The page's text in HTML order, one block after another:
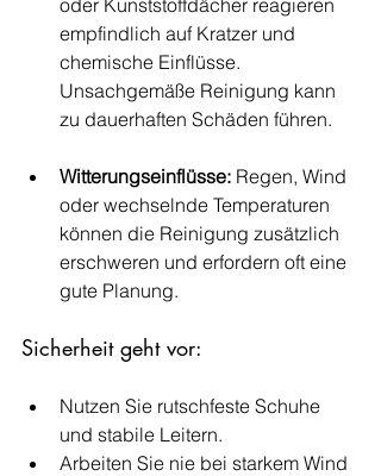
oder Kunststoffdächer reagieren
empfindlich auf Kratzer und
chemische Einflüsse.
Unsachgemäße Reinigung kann
zu dauerhaften Schäden führen.
Witterungseinflüsse: Regen, Wind
oder wechselnde Temperaturen
können die Reinigung zusätzlich
erschweren und erfordern oft eine
gute Planung.
Sicherheit geht vor:
Nutzen Sie rutschfeste Schuhe
und stabile Leitern.
Arbeiten Sie nie bei starkem Wind